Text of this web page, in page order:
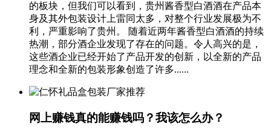
的板块，但我们可以看到，贵州酱香型白酒酒在产品本
身及其外包装设计上雷同太多，对整个行业发展极为不
利，严重影响了贵州。 随着近两年酱香型白酒酒的持续
热潮，部分酒企业发现了存在的问题。令人高兴的是，
这些酒企业已经开始了产品开发的创新，以全新的产品
理念和全新的包装形象创造了许多......
网上赚钱真的能赚钱吗？我该怎么办？